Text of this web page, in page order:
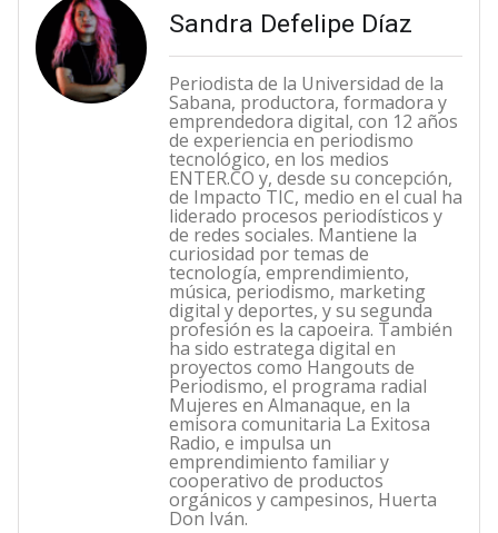
Sandra Defelipe Díaz
Periodista de la Universidad de la
Sabana, productora, formadora y
emprendedora digital, con 12 años
de experiencia en periodismo
tecnológico, en los medios
ENTER.CO y, desde su concepción,
de Impacto TIC, medio en el cual ha
liderado procesos periodísticos y
de redes sociales. Mantiene la
curiosidad por temas de
tecnología, emprendimiento,
música, periodismo, marketing
digital y deportes, y su segunda
profesión es la capoeira. También
ha sido estratega digital en
proyectos como Hangouts de
Periodismo, el programa radial
Mujeres en Almanaque, en la
emisora comunitaria La Exitosa
Radio, e impulsa un
emprendimiento familiar y
cooperativo de productos
orgánicos y campesinos, Huerta
Don Iván.